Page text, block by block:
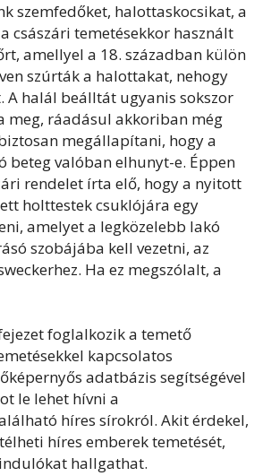
szemfedőket, halottaskocsikat, a
császári temetésekkor használt
amellyel a 18. században külön
szúrták a halottakat, nehogy
A halál beálltát ugyanis sokszor
meg, ráadásul akkoriban még
megállapítani, hogy a
beteg valóban elhunyt-e. Éppen
rendelet írta elő, hogy a nyitott
holttestek csuklójára egy
amelyet a legközelebb lakó
szobájába kell vezetni, az
Ha ez megszólalt, a
foglalkozik a temető
kapcsolatos
adatbázis segítségével
le lehet hívni a
híres sírokról. Akit érdekel,
híres emberek temetését,
hallgathat.